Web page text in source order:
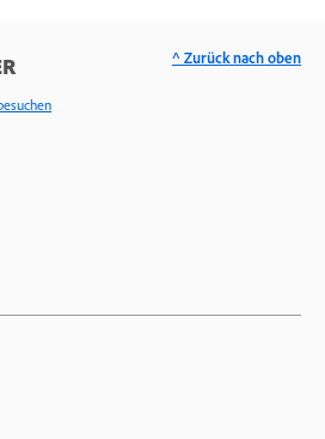
^ Zurück nach oben